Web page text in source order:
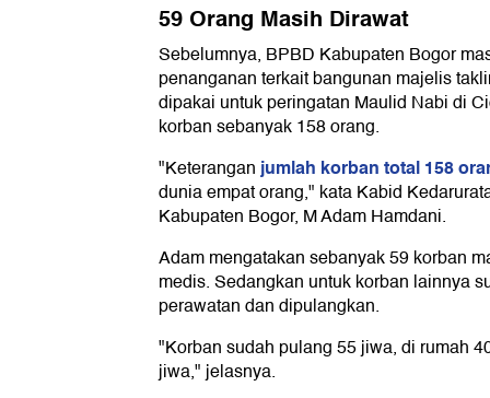
59 Orang Masih Dirawat
Sebelumnya, BPBD Kabupaten Bogor
penanganan terkait bangunan majelis
dipakai untuk peringatan Maulid Nabi di
korban sebanyak 158 orang.
"Keteranganjumlah korban total 158
dunia empat orang," kata Kabid
Kabupaten Bogor, M Adam Hamdani.
Adam mengatakan sebanyak 59 korban
medis. Sedangkan untuk korban lainnya
perawatan dan dipulangkan.
"Korban sudah pulang 55 jiwa, di rumah
jiwa," jelasnya.